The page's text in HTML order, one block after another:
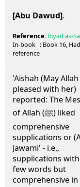
[Abu Dawud].
Reference: Riyad as-
In-book
reference
: Book 16,
'Aishah (May
pleased with her)
reported: The
of Allah (ﷺ) liked
comprehensive
supplications or
Jawami' - i.e.,
supplications
few words but
comprehensive in